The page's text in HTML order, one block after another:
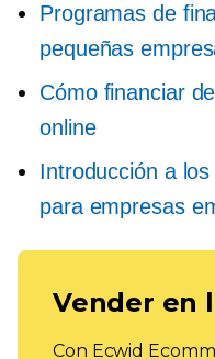
Programas de
pequeñas
Cómo financiar
online
Introducción a
para empresas
Vender en
Con Ecwid